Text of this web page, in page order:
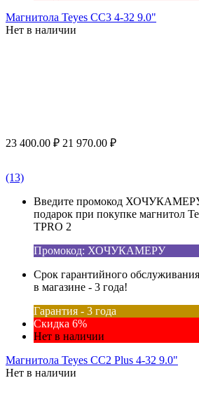
Магнитола Teyes CC3 4-32 9.0"
Нет в наличии
23 400.00 ₽ 21 970.00 ₽
(13)
Введите промокод ХОЧУКАМЕРУ
подарок при покупке магнитол
TPRO 2
Промокод: ХОЧУКАМЕРУ
Срок гарантийного
в магазине - 3 года!
Гарантия - 3 года
Скидка 6%
Нет в наличии
Магнитола Teyes CC2 Plus 4-32 9.0"
Нет в наличии